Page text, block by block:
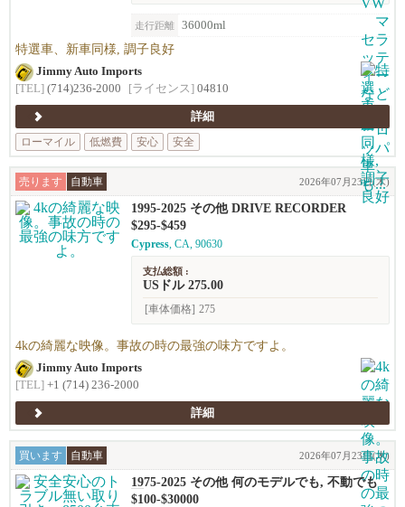
走行距離 36000ml
特選車、新車同様, 調子良好
Jimmy Auto Imports
[TEL] (714)236-2000 [ライセンス] 04810
詳細
ローマイル
低燃費 安心 安全
売ります 自動車 2026年07月23日(木)
1995-2025 その他 DRIVE RECORDER
$295-$459
Cypress, CA, 90630
支払総額 :
USドル 275.00
[車体価格] 275
4kの綺麗な映像。事故の時の最強の味方ですよ。
Jimmy Auto Imports
[TEL] +1 (714) 236-2000
詳細
買います 自動車 2026年07月23日(木)
1975-2025 その他 何のモデルでも, 不動でも
可
$100-$30000